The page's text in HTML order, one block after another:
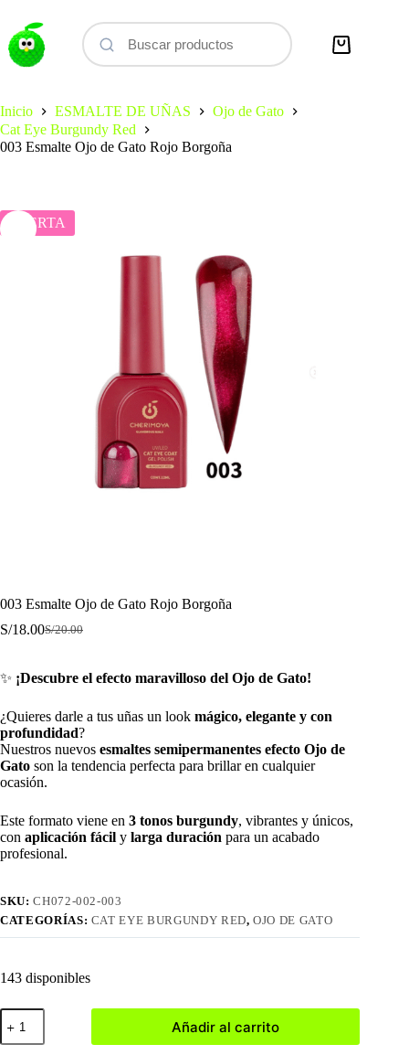
contenido
Carro
Inicio
ESMALTE DE UÑAS
Ojo de Gato
Cat Eye Burgundy Red
003 Esmalte Ojo de Gato Rojo Borgoña
OFERTA
003 Esmalte Ojo de Gato Rojo Borgoña
S/20.00
El
original
era:
S/18.00El
actual
es:
✨ ¡Descubre el efecto maravilloso del Ojo de Gato!
¿Quieres darle a tus uñas un look mágico, elegante y con
profundidad?
Nuestros nuevos esmaltes semipermanentes efecto Ojo de
Gato son la tendencia perfecta para brillar en cualquier
ocasión.
Este formato viene en 3 tonos burgundy, vibrantes y únicos,
con aplicación fácil y larga duración para un acabado
profesional.
SKU:CH072-002-003
CATEGORÍAS: CAT EYE BURGUNDY RED,OJO DE GATO
143 disponibles
003
Esmalte
Ojo
Añadir al carrito